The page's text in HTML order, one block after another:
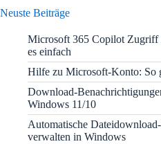
Neuste Beiträge
Microsoft 365 Copilot Zugriff
es einfach
Hilfe zu Microsoft-Konto: So
Download-
Windows 11/10
Automatische
verwalten in Windows